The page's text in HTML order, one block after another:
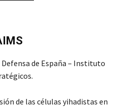
de España – Instituto
de las células yihadistas en